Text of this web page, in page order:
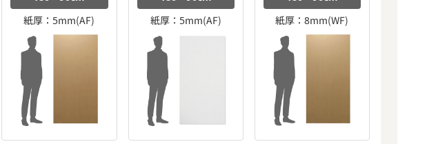
紙厚：5mm(AF)
紙厚：5mm(AF)
紙厚：8mm(WF)